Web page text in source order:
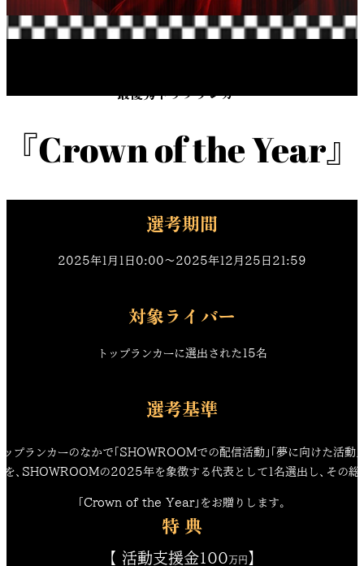
最優秀トップランカー
『Crown of the Year』
SHOWROOM AWARD 2025
選考期間
2025年1月1日0:00〜2025年12月25日21:59
対象ライバー
トップランカーに選出された15名
選考基準
ップランカーのなかで「SHOWROOMでの配信活動」「夢に向けた活動
を、SHOWROOMの2025年を象徴する代表として1名選出し、その総
「Crown of the Year」をお贈りします。
特 典
【 活動支援金100万円 】